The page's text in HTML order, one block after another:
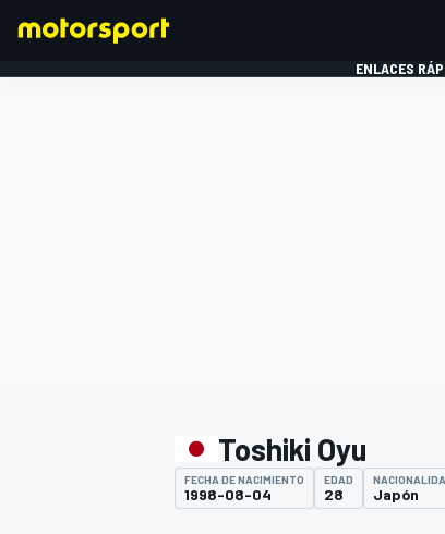
ENLACES
Toshiki Oyu
FECHA DE NACIMIENTO
1998-08-04
EDAD
28 Japón